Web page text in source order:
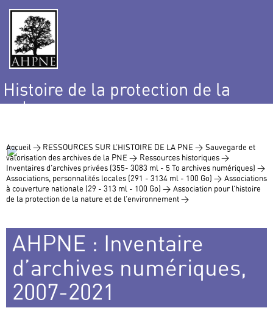
Histoire de la protection de la
nature
Accueil > RESSOURCES SUR L’HISTOIRE DE LA PNE > Sauvegarde et
valorisation des archives de la PNE > Ressources historiques >
Inventaires d’archives privées (355- 3083 ml - 5 To archives numériques) >
Associations, personnalités locales (291 - 3134 ml - 100 Go) > Associations
à couverture nationale (29 - 313 ml - 100 Go) > Association pour l’histoire
de la protection de la nature et de l’environnement >
AHPNE : Inventaire
d’archives numériques,
2007-2021